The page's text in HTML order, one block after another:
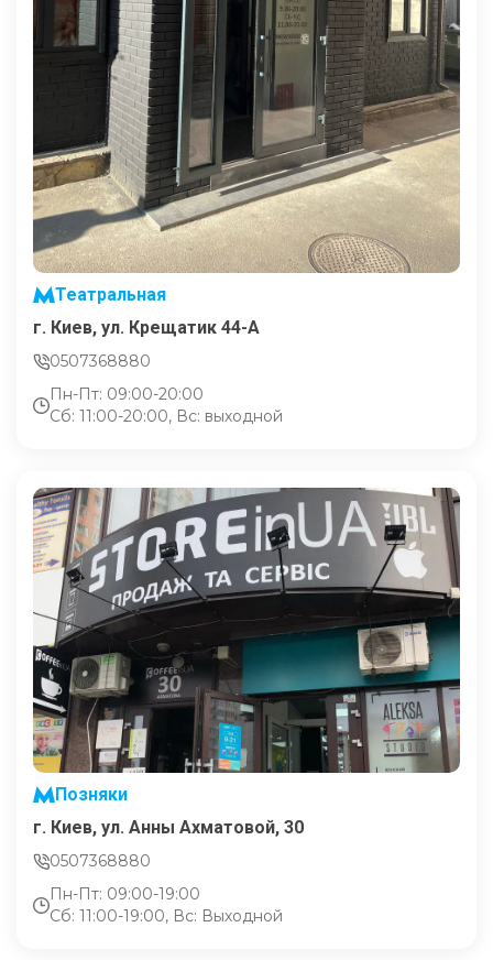
Театральная
г. Киев, ул. Крещатик 44-А
0507368880
Пн-Пт: 09:00-20:00
Сб: 11:00-20:00, Вс: выходной
Позняки
г. Киев, ул. Анны Ахматовой, 30
0507368880
Пн-Пт: 09:00-19:00
Сб: 11:00-19:00, Вс: Выходной